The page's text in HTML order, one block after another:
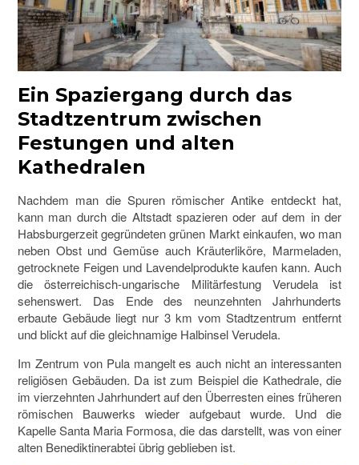
Ein Spaziergang durch das
Stadtzentrum zwischen
Festungen und alten
Kathedralen
Nachdem man die Spuren römischer Antike entdeckt hat,
kann man durch die Altstadt spazieren oder auf dem in der
Habsburgerzeit gegründeten grünen Markt einkaufen, wo man
neben Obst und Gemüse auch Kräuterliköre, Marmeladen,
getrocknete Feigen und Lavendelprodukte kaufen kann. Auch
die österreichisch-ungarische Militärfestung Verudela ist
sehenswert. Das Ende des neunzehnten Jahrhunderts
erbaute Gebäude liegt nur 3 km vom Stadtzentrum entfernt
und blickt auf die gleichnamige Halbinsel Verudela.
Im Zentrum von Pula mangelt es auch nicht an interessanten
religiösen Gebäuden. Da ist zum Beispiel die Kathedrale, die
im vierzehnten Jahrhundert auf den Überresten eines früheren
römischen Bauwerks wieder aufgebaut wurde. Und die
Kapelle Santa Maria Formosa, die das darstellt, was von einer
alten Benediktinerabtei übrig geblieben ist.